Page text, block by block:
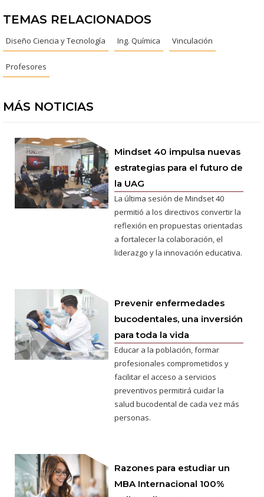
TEMAS RELACIONADOS
Diseño Ciencia y Tecnología Ing. Química Vinculación
Profesores
MÁS NOTICIAS
Mindset 40 impulsa nuevas
estrategias para el futuro de
la UAG
La última sesión de Mindset 40
permitió a los directivos convertir la
reflexión en propuestas orientadas
a fortalecer la colaboración, el
liderazgo y la innovación educativa.
Prevenir enfermedades
bucodentales, una inversión
para toda la vida
Educar a la población, formar
profesionales comprometidos y
facilitar el acceso a servicios
preventivos permitirá cuidar la
salud bucodental de cada vez más
personas.
Razones para estudiar un
MBA Internacional 100%